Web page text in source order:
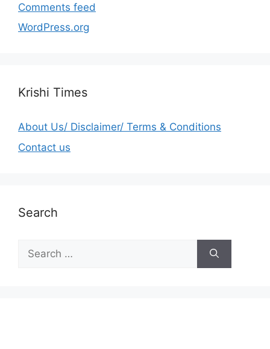
Comments feed
WordPress.org
Krishi Times
About Us/ Disclaimer/ Terms & Conditions
Contact us
Search